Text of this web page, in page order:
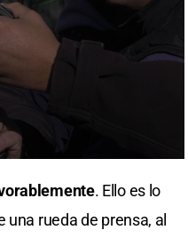
. Ello es lo
una rueda de prensa, al